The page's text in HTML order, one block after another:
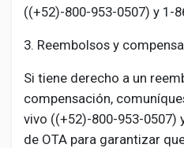
((+52)-800-953-0507) y 1-
3. Reembolsos y
Si tiene derecho a un
compensación,
vivo ((+52)-800-953-0507)
de OTA para garantizar